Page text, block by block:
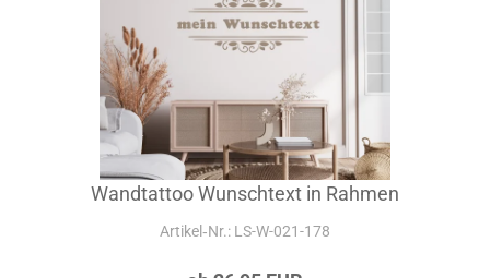
Wandtattoo Wunschtext in Rahmen
Artikel‑Nr.: LS-W-021-178